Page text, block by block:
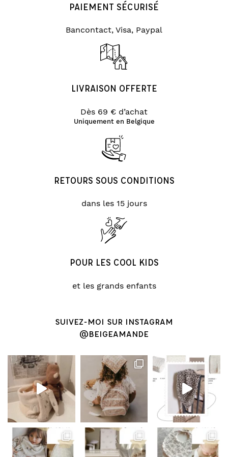
PAIEMENT SÉCURISÉ
Bancontact, Visa, Paypal
LIVRAISON OFFERTE
Dès 69 € d’achat
Uniquement en Belgique
RETOURS SOUS CONDITIONS
dans les 15 jours
POUR LES COOL KIDS
et les grands enfants
SUIVEZ-MOI SUR INSTAGRAM
@BEIGEAMANDE